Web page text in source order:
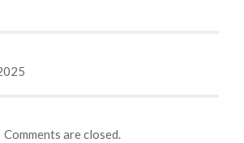
Comments are closed.